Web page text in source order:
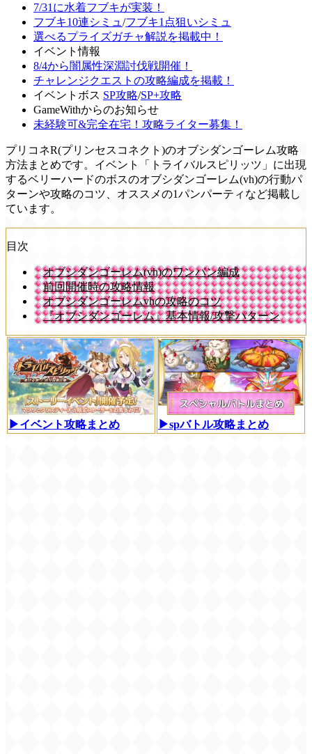
7/31に水着フブキが実装！
フブキ10連シミュ /フブキ1点狙いシミュ
選べるプライズガチャ解説を掲載中！
イベント情報
8/4から闇属性深淵討伐戦開催！
チャレンジクエストの攻略編成を掲載！
イベントボス SP攻略/SP+攻略
GameWithからのお知らせ
未経験可&完全在宅！攻略ライター募集！
プリコネR(プリンセスコネクト)のオブシダンゴーレム攻略
方法まとめです。イベント「トライバルスピリッツ」に出現
するベリーハードのボスのオブシダンゴーレム(vh)の行動パ
ターンや攻略のコツ、オススメの1パンパーティなど掲載し
ています。
目次
オブシダンゴーレム(vh)のワンパン編成
前回開催時の攻略情報
オブシダンゴーレムvhの攻略のコツ
『オブシダンゴーレム』基本情報/攻撃パターン
▶イベント攻略まとめ ▶spバトル攻略まとめ